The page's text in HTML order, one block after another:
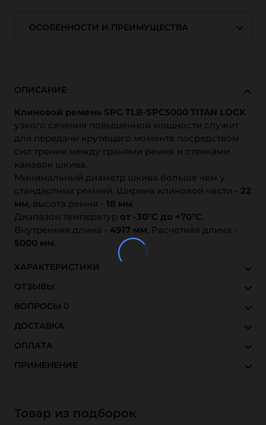
ОСОБЕННОСТИ И ПРЕИМУЩЕСТВА
ОПИСАНИЕ
Клиновой ремень SPC TLB-SPC5000 TITAN LOCK
узкого сечения повышенной мощности служит
для передачи крутящего момента посредством
сил трения между гранями ремня и стенками
канавок шкива.
Минимальный диаметр шкива больше чем у
стандартных ремней. Ширина клиновой части - 22
мм, высота ремня - 18 мм.
Диапазон температур от -30°C до +70°C.
Внутренняя длина - 4917 мм. Расчетная длина -
5000 мм.
ХАРАКТЕРИСТИКИ
ОТЗЫВЫ
ВОПРОСЫ 0
ДОСТАВКА
ОПЛАТА
ПРИМЕНЕНИЕ
Товар из подборок